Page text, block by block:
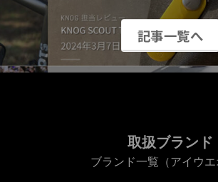
記事一覧へ
取扱ブランド
ブランド一覧（アイウエ